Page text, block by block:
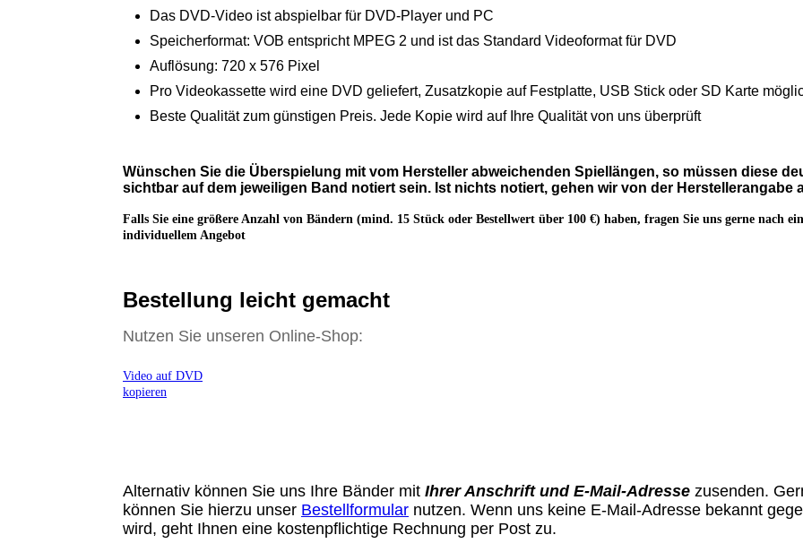
Das DVD-Video ist abspielbar für DVD-Player und PC
Speicherformat: VOB entspricht MPEG 2 und ist das Standard Videoformat für DVD
Auflösung: 720 x 576 Pixel
Pro Videokassette wird eine DVD geliefert, Zusatzkopie auf Festplatte, USB Stick oder SD Karte
Beste Qualität zum günstigen Preis. Jede Kopie wird auf Ihre Qualität von uns überprüft
Wünschen Sie die Überspielung mit vom Hersteller abweichenden Spiellängen, so müssen diese
sichtbar auf dem jeweiligen Band notiert sein. Ist nichts notiert, gehen wir von der Herstellerangabe
Falls Sie eine größere Anzahl von Bändern (mind. 15 Stück oder Bestellwert über 100 €) haben, fragen Sie uns gerne nach
individuellem Angebot
Bestellung leicht gemacht
Nutzen Sie unseren Online-Shop:
Video auf DVD
kopieren
Alternativ können Sie uns Ihre Bänder mit Ihrer Anschrift und E-Mail-Adresse zusenden.
können Sie hierzu unser Bestellformular nutzen. Wenn uns keine E-Mail-Adresse bekannt
wird, geht Ihnen eine kostenpflichtige Rechnung per Post zu.